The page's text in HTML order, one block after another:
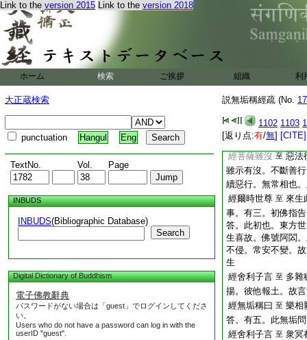
Link to the version 2015 Link to the version 2018
ホーム 検索 ご挨拶 組織 利
大正蔵検索
punctuation Hangul Eng
TextNo. Vol. Page
INBUDS
INBUDS(Bibliographic Database)
Search
Digital Dictionary of Buddhism
電子佛教辭典
パスワードがない場合は「guest」でログインしてくださ
い。
Users who do not have a password can log in with the
userID "guest".
説無垢稱經疏 (No.
1102 1103
[返り点:有/無] [CITE]
化既非眞。故無生沒
經無垢稱言
如幻
教爲問。以徴義宗
經舍利子言如是如
以理等已無沒
二。初直例。後顯
經又舍利子
至 諸行
二。初別解沒生之
爲諸行死斷滅相。生
非常斷。似彼二相
經菩薩雖沒 至 惡法
雖示有沒。不斷善
續惡行。無常相也
經爾時世尊 至 來生
事。有三。初佛指
答。此初也。東方
生喜故。佛號阿閦
不侵。常安不變。
生
經舍利子言 至 多
揚。彼他報土。故
經無垢稱曰 至 樂相
答。有五。此無垢問
經舍利子言 至 衆冥